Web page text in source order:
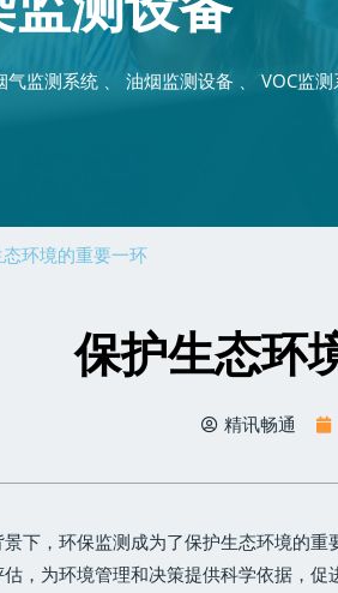
气监测系统 、 油烟监测设备 、 VOC监
环境的重要一环
保护生态环
精讯畅通
下，环保监测成为了保护生态环境的
估，为环境管理和决策提供科学依据，